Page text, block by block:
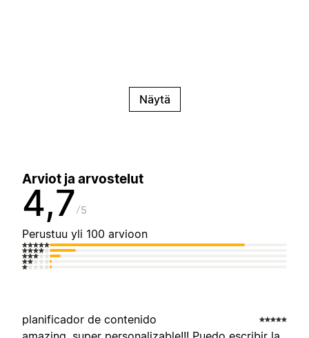
Näytä
Arviot ja arvostelut
4,7 5
Perustuu yli 100 arvioon
planificador de contenido